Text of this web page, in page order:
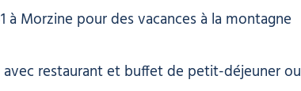
à Morzine pour des vacances à la montagne
restaurant et buffet de petit-déjeuner ou